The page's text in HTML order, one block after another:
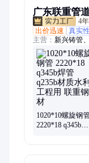
广东联重管
4年
出价迅速
真实
主营： 新兴铸管
旋管、防腐钢管
螺旋缝埋弧焊钢
直缝埋弧焊钢管
钢护筒、铸铁管
1020*10螺旋钢
2220*18 q345b焊